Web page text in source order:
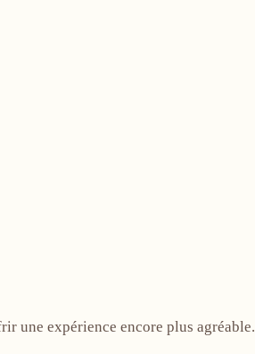
une expérience encore plus agréable.